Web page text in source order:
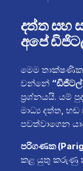
දත්ත සහ
අපේ
මෙම තාක්ෂණික
වන්නේ “ඩිජිටල්
ප්‍රශ්නයයි. යම්
මාධ්‍ය දත්ත,
පවත්වාගෙන
පරිගණක
කළ යුතු කරුණු